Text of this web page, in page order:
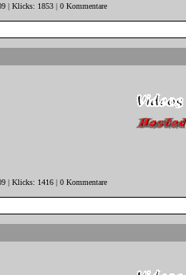
| Klicks: 1853 | 0 Kommentare
| Klicks: 1416 | 0 Kommentare